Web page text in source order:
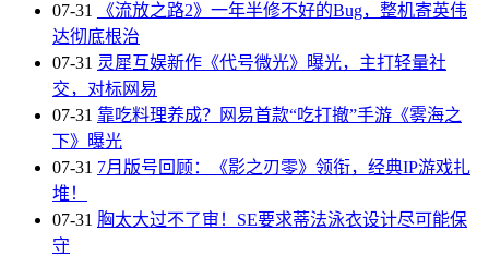
07-31
《流放之路2》一年半修不好的Bug，整机寄英伟
达彻底根治
07-31 灵犀互娱新作《代号微光》曝光，主打轻量社
交，对标网易
07-31 靠吃料理养成？网易首款“吃打撤”手游《雾海之
下》曝光
07-31 7月版号回顾：《影之刃零》领衔，经典IP游戏扎
堆！
07-31 胸太大过不了审！SE要求蒂法泳衣设计尽可能保
守